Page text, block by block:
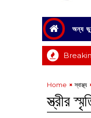
অন্য
Home ‌স্বাস্থ্য
স্ত্রীর